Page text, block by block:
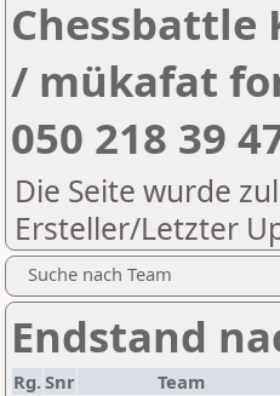
Chessbattle
/ mükafat
050 218 39
Die Seite wurde
Ersteller/Letzter
Suche nach Team
Endstand
Rg.Snr Team